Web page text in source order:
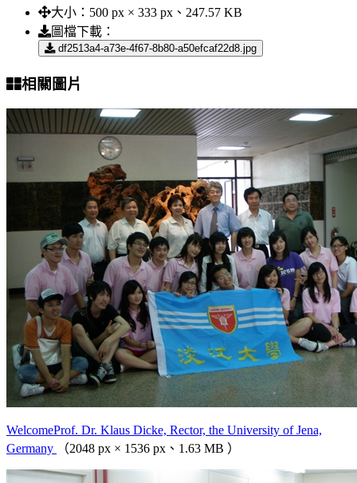
大小： 500 px × 333 px、247.57 KB
圖檔下載：
df2513a4-a73e-4f67-8b80-a50efcaf22d8.jpg
相關圖片
WelcomeProf. Dr. Klaus Dicke, Rector, the University of Jena,
Germany
（2048 px × 1536 px、1.63 MB ）